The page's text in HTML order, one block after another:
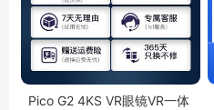
Pico G2 4KS VR眼镜VR一体